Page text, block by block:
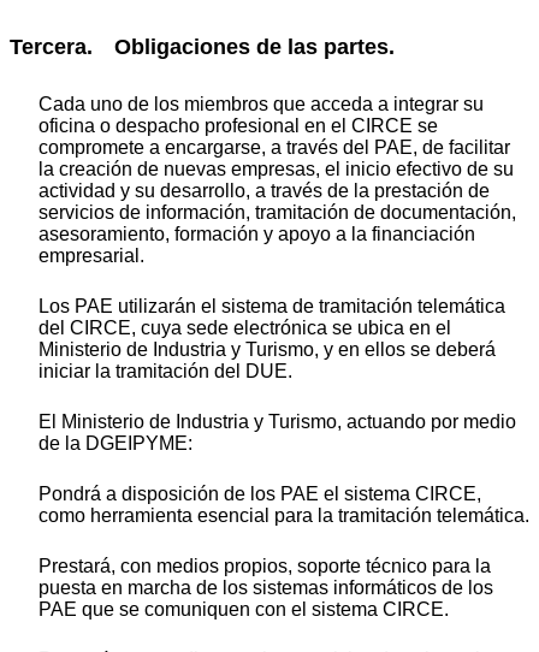
Tercera. Obligaciones de las partes.
Cada uno de los miembros que acceda a integrar su
oficina o despacho profesional en el CIRCE se
compromete a encargarse, a través del PAE, de facilitar
la creación de nuevas empresas, el inicio efectivo de su
actividad y su desarrollo, a través de la prestación de
servicios de información, tramitación de documentación,
asesoramiento, formación y apoyo a la financiación
empresarial.
Los PAE utilizarán el sistema de tramitación telemática
del CIRCE, cuya sede electrónica se ubica en el
Ministerio de Industria y Turismo, y en ellos se deberá
iniciar la tramitación del DUE.
El Ministerio de Industria y Turismo, actuando por medio
de la DGEIPYME:
Pondrá a disposición de los PAE el sistema CIRCE,
como herramienta esencial para la tramitación telemática.
Prestará, con medios propios, soporte técnico para la
puesta en marcha de los sistemas informáticos de los
PAE que se comuniquen con el sistema CIRCE.